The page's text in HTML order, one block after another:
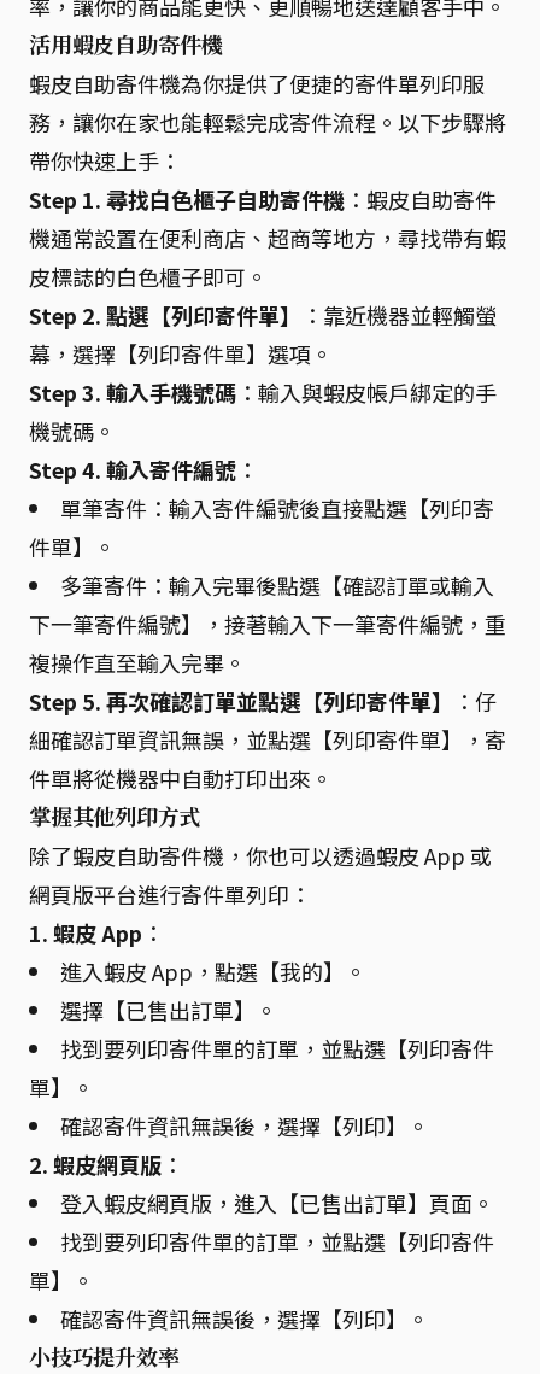
率，讓你的商品能更快、更順暢地送達顧客手中。
活用蝦皮自助寄件機
蝦皮自助寄件機為你提供了便捷的寄件單列印服
務，讓你在家也能輕鬆完成寄件流程。以下步驟將
帶你快速上手：
Step 1. 尋找白色櫃子自助寄件機 ：蝦皮自助寄件
機通常設置在便利商店、超商等地方，尋找帶有蝦
皮標誌的白色櫃子即可。
Step 2. 點選【列印寄件單】
：靠近機器並輕觸螢
幕，選擇【列印寄件單】選項。
Step 3. 輸入手機號碼 ：輸入與蝦皮帳戶綁定的手
機號碼。
Step 4. 輸入寄件編號 ：
單筆寄件：輸入寄件編號後直接點選【列印寄
件單】。
多筆寄件：輸入完畢後點選【確認訂單或輸入
下一筆寄件編號】，接著輸入下一筆寄件編號，重
複操作直至輸入完畢。
Step 5. 再次確認訂單並點選【列印寄件單】
：仔
細確認訂單資訊無誤，並點選【列印寄件單】，寄
件單將從機器中自動打印出來。
掌握其他列印方式
除了蝦皮自助寄件機，你也可以透過蝦皮 App 或
網頁版平台進行寄件單列印：
1. 蝦皮 App ：
進入蝦皮 App，點選【我的】。
選擇【已售出訂單】。
找到要列印寄件單的訂單，並點選【列印寄件
單】。
確認寄件資訊無誤後，選擇【列印】。
2. 蝦皮網頁版 ：
登入蝦皮網頁版，進入【已售出訂單】頁面。
找到要列印寄件單的訂單，並點選【列印寄件
單】。
確認寄件資訊無誤後，選擇【列印】。
小技巧提升效率